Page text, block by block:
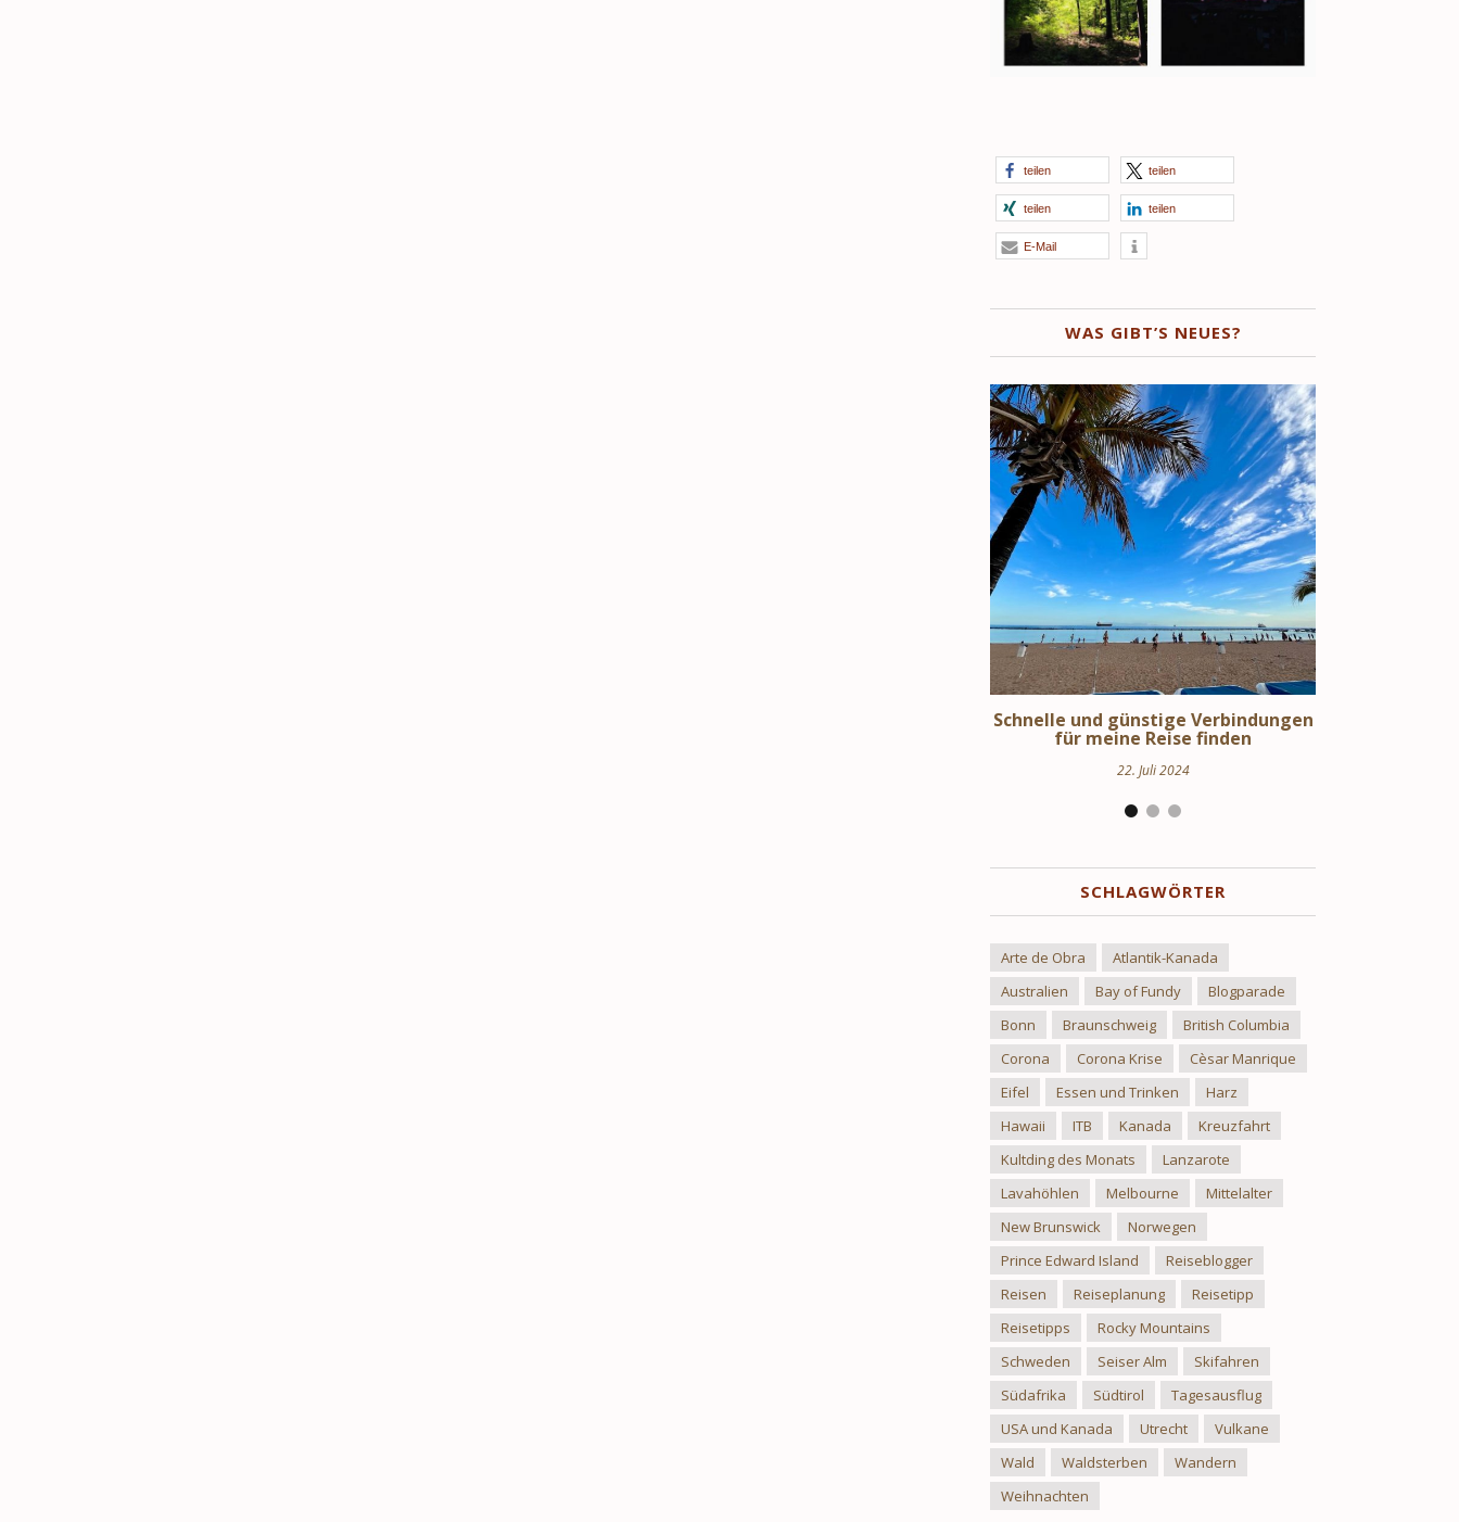
teilen teilen
teilen teilen
E-Mail
WAS GIBT’S NEUES?
Schweden Urlaub – Haus am See in
Uppland
24. März 2024
SCHLAGWÖRTER
Arte de Obra
Atlantik-Kanada
Australien
Bay of Fundy
Blogparade
Bonn
Braunschweig
British Columbia
Corona
Corona Krise
Cèsar Manrique
Eifel
Essen und Trinken
Harz
Hawaii
ITB Kanada
Kreuzfahrt
Kultding des Monats
Lanzarote
Lavahöhlen
Melbourne
Mittelalter
New Brunswick
Norwegen
Prince Edward Island
Reiseblogger
Reisen
Reiseplanung
Reisetipp
Reisetipps
Rocky Mountains
Schweden
Seiser Alm
Skifahren
Südafrika
Südtirol
Tagesausflug
USA und Kanada
Utrecht
Vulkane
Wald
Waldsterben
Wandern
Weihnachten